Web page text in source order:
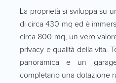
La proprietà si sviluppa su
di circa 430 mq ed è
circa 800 mq, un vero
privacy e qualità della vita.
panoramica e un
completano una dotazione